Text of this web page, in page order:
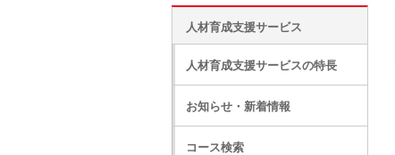
人材育成支援サービス
人材育成支援サービスの特長
お知らせ・新着情報
コース検索